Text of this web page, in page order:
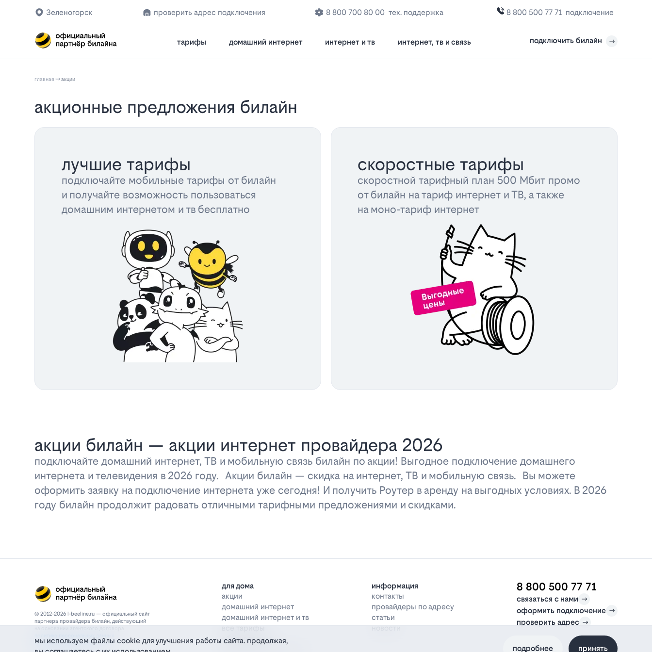
Зеленогорск проверить адрес подключения 8 800 700 80 00 тех. поддержка 8 800 500 77 71 подключение
тарифы домашний интернет интернет и тв интернет, тв и связь подключить билайн
главная акции
акционные предложения билайн
лучшие тарифы
подключайте мобильные тарифы от билайн
и получайте возможность пользоваться
домашним интернетом и тв бесплатно
скоростные тарифы
скоростной тарифный план 500 Мбит промо
от билайн на тариф интернет и ТВ, а также
на моно-тариф интернет
акции билайн — акции интернет провайдера 2026
подключайте домашний интернет, ТВ и мобильную связь билайн по акции! Выгодное подключение домашнего
интернета и телевидения в 2026 году. Акции билайн — скидка на интернет, ТВ и мобильную связь. Вы можете
оформить заявку на подключение интернета уже сегодня! И получить Роутер в аренду на выгодных условиях. В 2026
году билайн продолжит радовать отличными тарифными предложениями и скидками.
© 2012-2026 l-beeline.ru — официальный сайт
партнера провайдера билайн, действующий
политика конфиденциальности
политика cookie
для дома
акции
домашний интернет
домашний интернет и тв
все тарифы
оборудование
информация
контакты
провайдеры по адресу
статьи
новости
8 800 500 77 71
связаться с нами
оформить подключение
проверить адрес
мы используем файлы cookie для улучшения работы сайта. продолжая,
подробнее принять